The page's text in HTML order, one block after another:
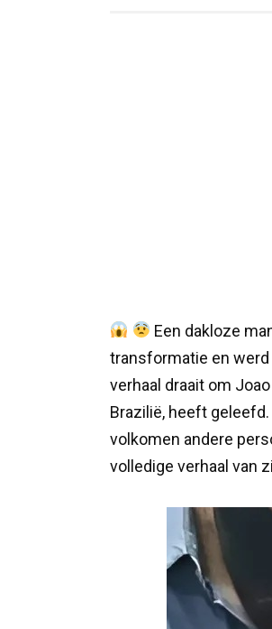
Een dakloze
transformatie en
verhaal draait om
Brazilië, heeft geleefd.
volkomen andere
volledige verhaal van